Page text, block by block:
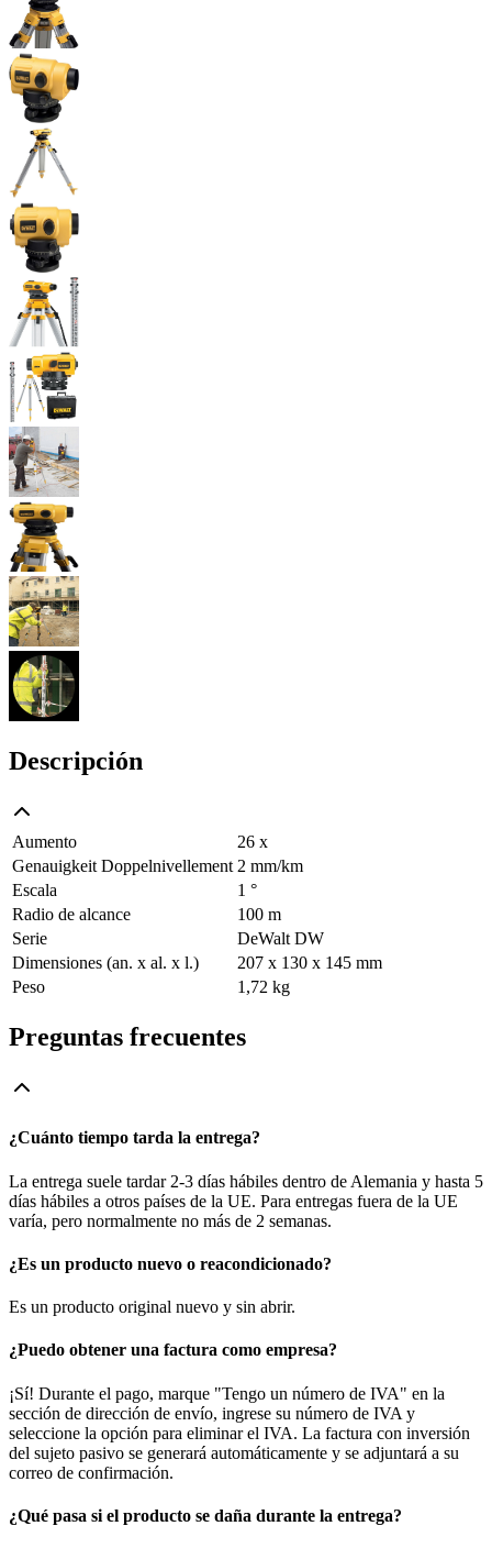
Descripción
Aumento
26 x
Genauigkeit Doppelnivellement 2 mm/km
Escala
1 °
Radio de alcance
100 m
Serie
DeWalt DW
Dimensiones (an. x al. x l.)
207 x 130 x 145 mm
Peso
1,72 kg
Preguntas frecuentes
¿Cuánto tiempo tarda la entrega?
La entrega suele tardar 2-3 días hábiles dentro de Alemania y hasta 5
días hábiles a otros países de la UE. Para entregas fuera de la UE
varía, pero normalmente no más de 2 semanas.
¿Es un producto nuevo o reacondicionado?
Es un producto original nuevo y sin abrir.
¿Puedo obtener una factura como empresa?
¡Sí! Durante el pago, marque "Tengo un número de IVA" en la
sección de dirección de envío, ingrese su número de IVA y
seleccione la opción para eliminar el IVA. La factura con inversión
del sujeto pasivo se generará automáticamente y se adjuntará a su
correo de confirmación.
¿Qué pasa si el producto se daña durante la entrega?